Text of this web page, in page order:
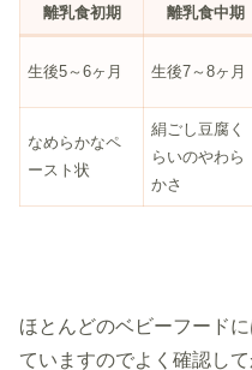
離乳食初期 離乳食中期
生後5～6ヶ月 生後7～8ヶ月
なめらかなペ
ースト状
絹ごし豆腐く
らいのやわら
かさ
ほとんどのベビーフード
ていますのでよく確認し